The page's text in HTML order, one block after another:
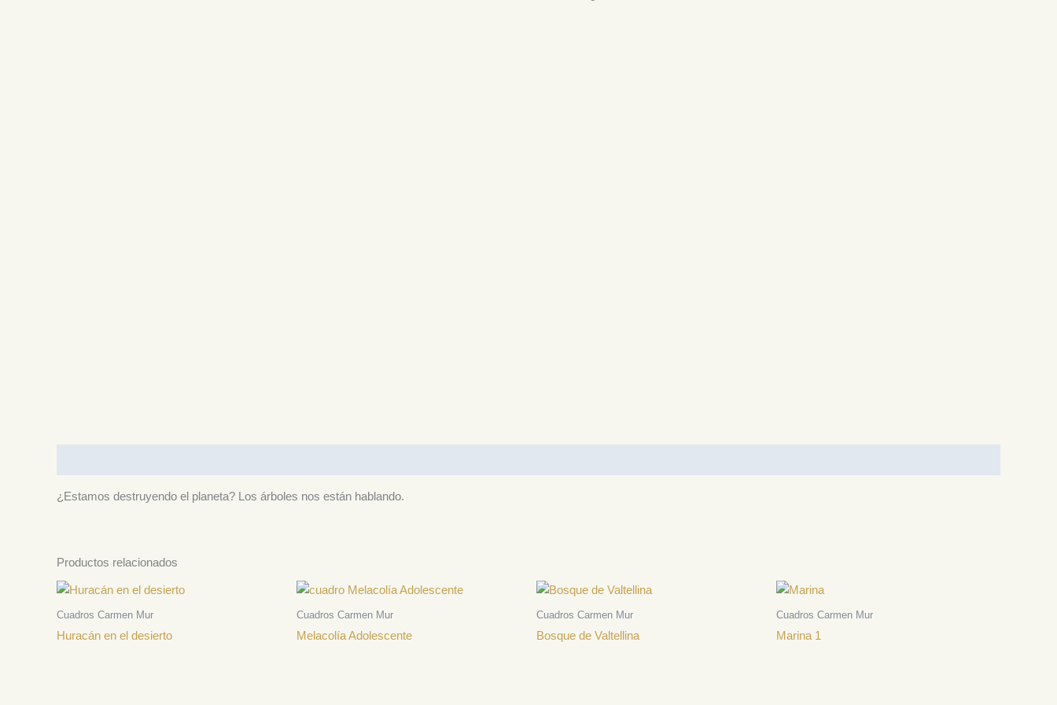
¿Estamos destruyendo el planeta? Los árboles nos están hablando.
Productos relacionados
Cuadros Carmen Mur
Huracán en el desierto
Cuadros Carmen Mur
Melacolía Adolescente
Cuadros Carmen Mur
Bosque de Valtellina
Cuadros Carmen Mur
Marina 1